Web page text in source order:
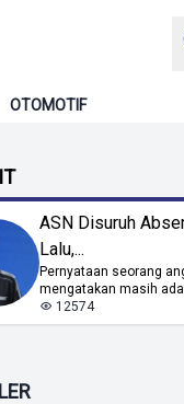
OTOMOTIF
ASN Disuruh
Lalu,...
Pernyataan seorang
mengatakan masih ada
12574